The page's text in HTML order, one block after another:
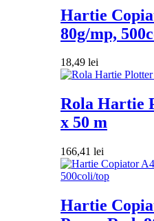
Hartie
80g/mp,
18,49 lei
Rola Hartie
x 50 m
166,41 lei
Hartie